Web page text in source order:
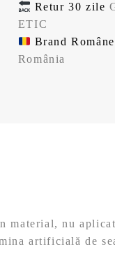
Retur 30 zile
ETIC
Brand
România
nu
artificială de